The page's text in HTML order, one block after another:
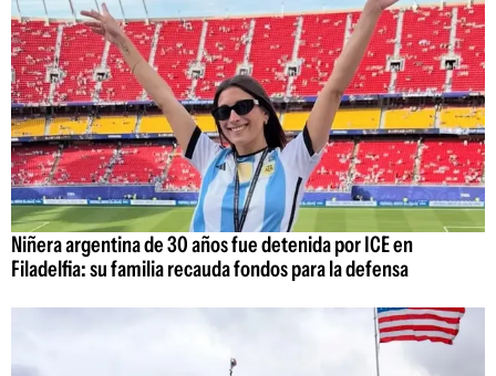
Niñera argentina de 30 años fue detenida por ICE en
Filadelfia: su familia recauda fondos para la defensa